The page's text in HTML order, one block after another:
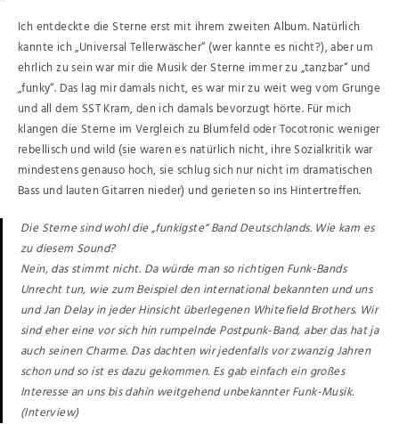
Ich entdeckte die Sterne erst mit ihrem zweiten Album. Natürlich
kannte ich „Universal Tellerwäscher“ (wer kannte es nicht?), aber um
ehrlich zu sein war mir die Musik der Sterne immer zu „tanzbar“ und
„funky“. Das lag mir damals nicht, es war mir zu weit weg vom Grunge
und all dem SST Kram, den ich damals bevorzugt hörte. Für mich
klangen die Sterne im Vergleich zu Blumfeld oder Tocotronic weniger
rebellisch und wild (sie waren es natürlich nicht, ihre Sozialkritik war
mindestens genauso hoch, sie schlug sich nur nicht im dramatischen
Bass und lauten Gitarren nieder) und gerieten so ins Hintertreffen.
Die Sterne sind wohl die „funkigste“ Band Deutschlands. Wie kam es
zu diesem Sound?
Nein, das stimmt nicht. Da würde man so richtigen Funk-Bands
Unrecht tun, wie zum Beispiel den international bekannten und uns
und Jan Delay in jeder Hinsicht überlegenen Whitefield Brothers. Wir
sind eher eine vor sich hin rumpelnde Postpunk-Band, aber das hat ja
auch seinen Charme. Das dachten wir jedenfalls vor zwanzig Jahren
schon und so ist es dazu gekommen. Es gab einfach ein großes
Interesse an uns bis dahin weitgehend unbekannter Funk-Musik.
(Interview)